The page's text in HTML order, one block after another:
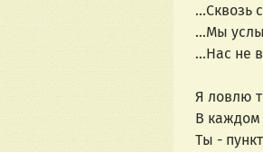
...Сквозь
...Мы
...Нас не
Я ловлю
В
Ты -